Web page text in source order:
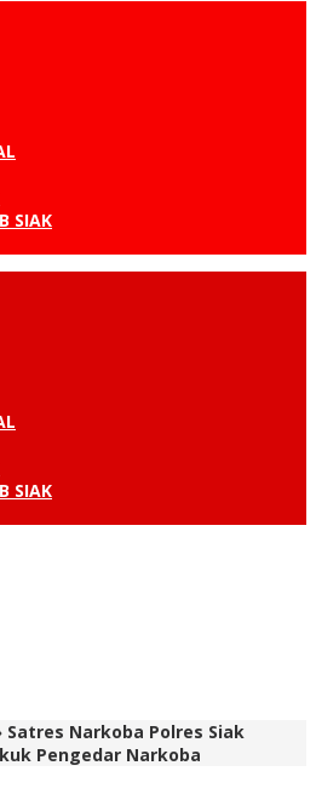
SIAK
SIAK
Satres Narkoba Polres Siak
Pengedar Narkoba